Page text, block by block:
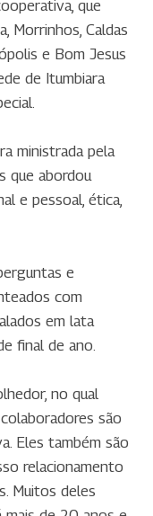
que
Morrinhos, Caldas
e Bom Jesus
de Itumbiara
ministrada pela
que abordou
e pessoal, ética,
e
com
em lata
final de ano.
no qual
são
Eles também são
relacionamento
Muitos deles